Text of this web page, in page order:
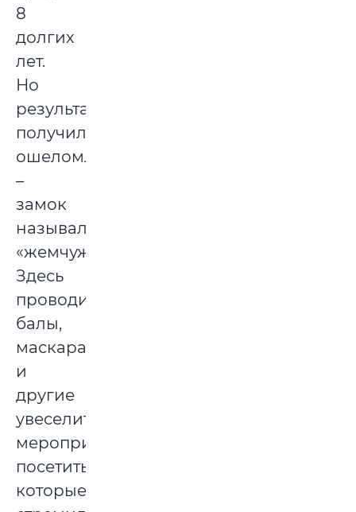
8
долгих
лет.
Но
результат
получился
ошеломляющий
–
замок
называли
«жемчужиной».
Здесь
проводили
балы,
маскарады
и
другие
увеселительные
мероприятия,
посетить
которые